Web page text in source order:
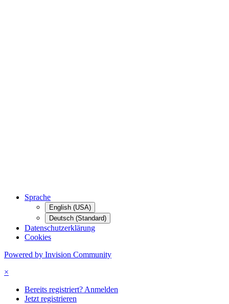
Sprache
English (USA)
Deutsch (Standard)
Datenschutzerklärung
Cookies
Powered by Invision Community
×
Bereits registriert? Anmelden
Jetzt registrieren